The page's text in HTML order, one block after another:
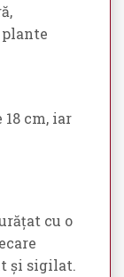
cm, iar
cu o
și sigilat.